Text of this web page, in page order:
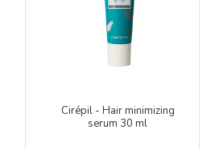
Cirépil - Hair minimizing
serum 30 ml